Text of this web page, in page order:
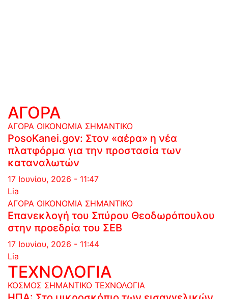
ΑΓΟΡΑ
ΑΓΟΡΑ ΟΙΚΟΝΟΜΙΑ ΣΗΜΑΝΤΙΚΟ
PosoKanei.gov: Στον «αέρα» η νέα
πλατφόρμα για την προστασία των
καταναλωτών
17 Ιουνίου, 2026 - 11:47
Lia
ΑΓΟΡΑ ΟΙΚΟΝΟΜΙΑ ΣΗΜΑΝΤΙΚΟ
Επανεκλογή του Σπύρου Θεοδωρόπουλου
στην προεδρία του ΣΕΒ
17 Ιουνίου, 2026 - 11:44
Lia
ΤΕΧΝΟΛΟΓΙΑ
ΚΟΣΜΟΣ ΣΗΜΑΝΤΙΚΟ ΤΕΧΝΟΛΟΓΙΑ